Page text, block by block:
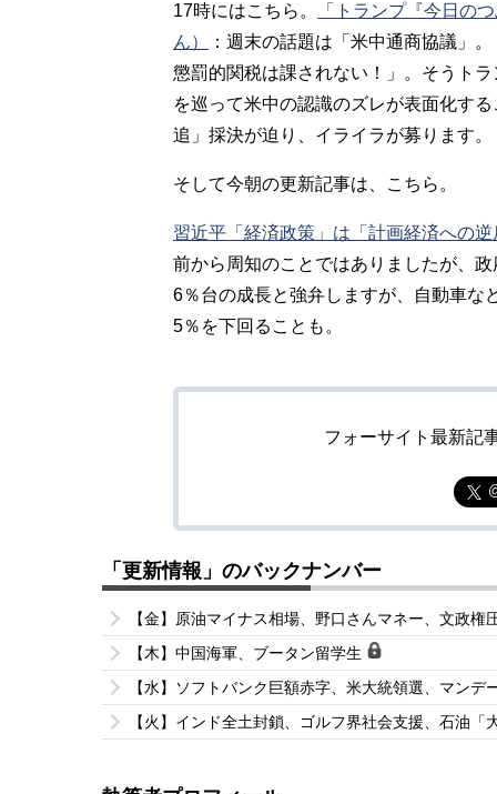
17時にはこちら。
「トランプ『今日の
ん）
： 週末の話題は「米中通商協議」
懲罰的関税は課されない！」。そうト
を巡って米中の認識のズレが表面化す
追」採決が迫り、イライラが募ります。
そして今朝の更新記事は、こちら。
習近平「経済政策」は「計画経済への
前から周知のことではありましたが、
6％台の成長と強弁しますが、自動車な
5％を下回ることも。
フォーサイト最新記
「更新情報」のバックナンバー
【金】原油マイナス相場、野口さんマネー、文政権
【木】中国海軍、ブータン留学生
【水】ソフトバンク巨額赤字、米大統領選、マンデ
【火】インド全土封鎖、ゴルフ界社会支援、石油「